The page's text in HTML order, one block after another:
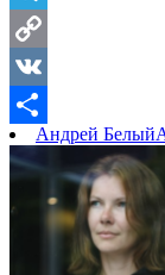
Telegram
Copy
Link
VK
Отправить
Андрей Белый